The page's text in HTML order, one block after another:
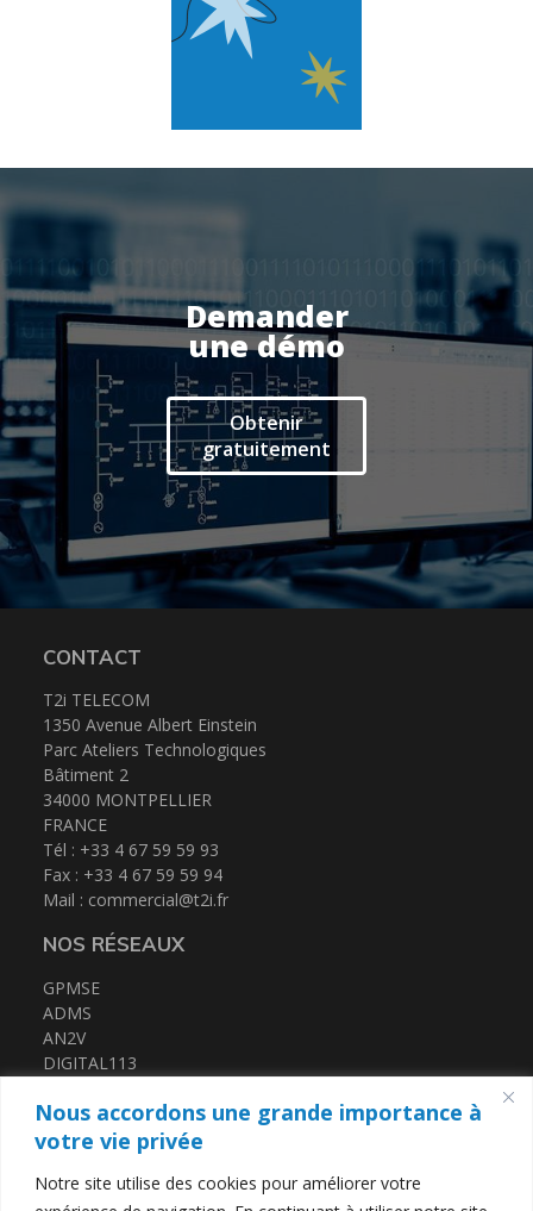
Nous accordons une grande importance à
votre vie privée
Notre site utilise des cookies pour améliorer votre
Demander
une démo
Obtenir
gratuitement
CONTACT
T2i TELECOM
1350 Avenue Albert Einstein
Parc Ateliers Technologiques
Bâtiment 2
34000 MONTPELLIER
FRANCE
Tél : +33 4 67 59 59 93
Fax : +33 4 67 59 59 94
Mail : commercial@t2i.fr
NOS RÉSEAUX
GPMSE
ADMS
AN2V
DIGITAL113
CERTIFICATIONS
QUALIOPI
Espace client